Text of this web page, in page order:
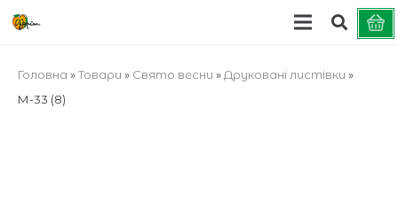
Головна »Товари » Cвято весни » Друковані листівки »
М-33 (8)